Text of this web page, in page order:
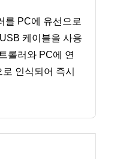
를 PC에 유선으로
케이블을 사용
롤러와 PC에 연
인식되어 즉시